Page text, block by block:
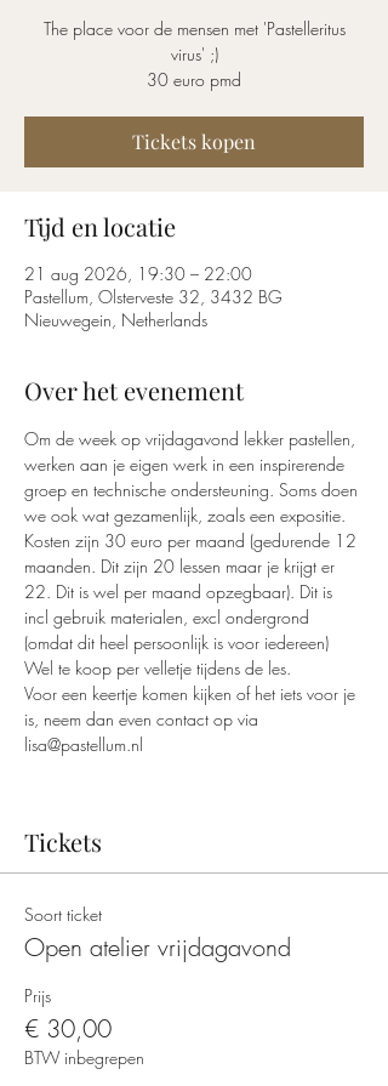
The place voor de mensen met 'Pastelleritus
virus' ;)
30 euro pmd
Tickets kopen
Tijd en locatie
21 aug 2026, 19:30 – 22:00
Pastellum, Olsterveste 32, 3432 BG
Nieuwegein, Netherlands
Over het evenement
Om de week op vrijdagavond lekker pastellen,
werken aan je eigen werk in een inspirerende
groep en technische ondersteuning. Soms doen
we ook wat gezamenlijk, zoals een expositie.
Kosten zijn 30 euro per maand (gedurende 12
maanden. Dit zijn 20 lessen maar je krijgt er
22. Dit is wel per maand opzegbaar). Dit is
incl gebruik materialen, excl ondergrond
(omdat dit heel persoonlijk is voor iedereen)
Wel te koop per velletje tijdens de les.
Voor een keertje komen kijken of het iets voor je
is, neem dan even contact op via
lisa@pastellum.nl
Tickets
Soort ticket
Open atelier vrijdagavond
Prijs
€ 30,00
BTW inbegrepen